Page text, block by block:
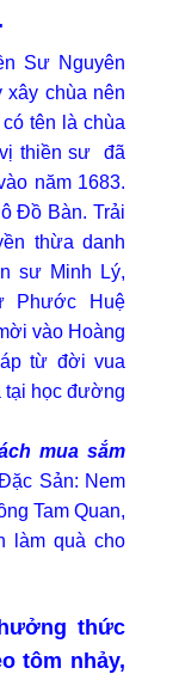
Sư Nguyên
xây chùa nên
tên là chùa
thiền sư đã
năm 1683.
Đồ Bàn. Trải
thừa danh
sư Minh Lý,
Phước Huệ
vào Hoàng
từ đời vua
tại học đường
mua sắm
Sản: Nem
Tam Quan,
làm quà cho
thức
tôm nhảy,